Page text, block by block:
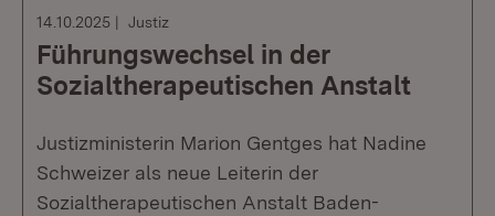
14.10.2025 Justiz
Führungswechsel in der
Sozialtherapeutischen Anstalt
Justizministerin Marion Gentges hat Nadine
Schweizer als neue Leiterin der
Sozialtherapeutischen Anstalt Baden-